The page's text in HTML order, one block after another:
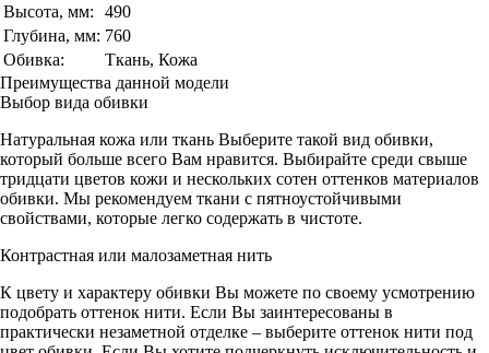
Высота, мм:
490
Глубина, мм: 760
Обивка:
Ткань, Кожа
Преимущества данной модели
Выбор вида обивки
Натуральная кожа или ткань Выберите такой вид обивки,
который больше всего Вам нравится. Выбирайте среди свыше
тридцати цветов кожи и нескольких сотен оттенков материалов
обивки. Мы рекомендуем ткани с пятноустойчивыми
свойствами, которые легко содержать в чистоте.
Контрастная или малозаметная нить
К цвету и характеру обивки Вы можете по своему усмотрению
подобрать оттенок нити. Если Вы заинтересованы в
практически незаметной отделке – выберите оттенок нити под